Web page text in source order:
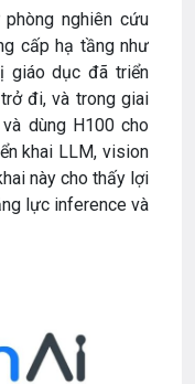
nghiên cứu
cấp hạ tầng như
giáo dục đã triển
đi, và trong giai
dùng H100 cho
khai LLM, vision
này cho thấy lợi
lực inference và